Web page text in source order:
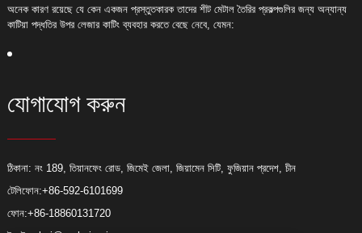
অনেক কারণ রয়েছে যে কেন একজন প্রস্তুতকারক তাদের শীট মেটাল তৈরির প্রকল্পগুলির জন্য অন্যান্য
কাটিয়া পদ্ধতির উপর লেজার কাটিং ব্যবহার করতে বেছে নেবে, যেমন:
যোগাযোগ করুন
ঠিকানা: নং 189, তিয়ানফেং রোড, জিমেই জেলা, জিয়ামেন সিটি, ফুজিয়ান প্রদেশ, চীন
টেলিফোন:+86-592-6101699
ফোন:+86-18860131720